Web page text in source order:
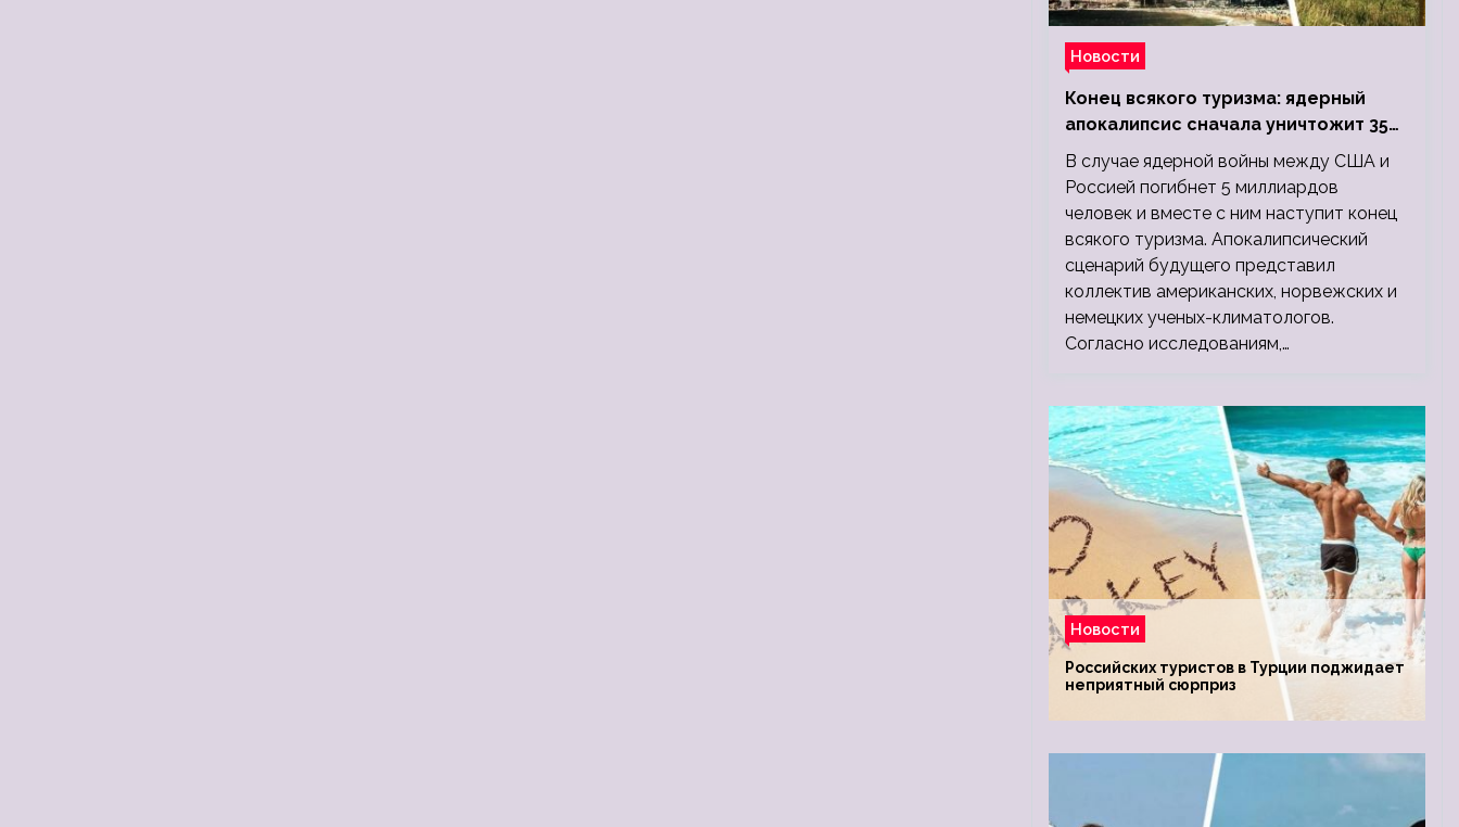
Новости
Конец всякого туризма: ядерный
апокалипсис сначала уничтожит 350
миллионов, а потом 5 миллиардов
людей
В случае ядерной войны между США и
Россией погибнет 5 миллиардов
человек и вместе с ним наступит конец
всякого туризма. Апокалипсический
сценарий будущего представил
коллектив американских, норвежских и
немецких ученых-климатологов.
Согласно исследованиям,…
Новости
Российских туристов в Турции поджидает
неприятный сюрприз